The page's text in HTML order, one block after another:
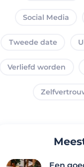
Social Media
Tweede date
Verliefd worden